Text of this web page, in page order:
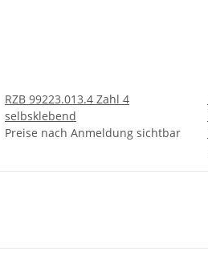
RZB 99223.013.4 Zahl 4
selbsklebend
Preise nach Anmeldung sichtbar